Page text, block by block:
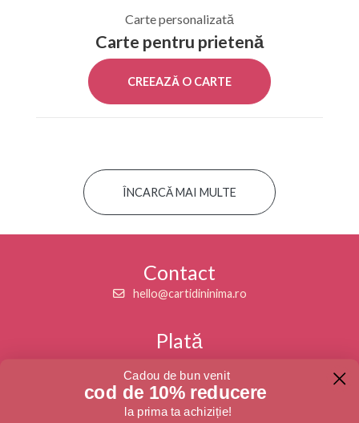
Carte personalizată
Carte pentru prietenă
CREEAZĂ O CARTE
ÎNCARCĂ MAI MULTE
Contact
hello@cartidininima.ro
Plată
American Express
Urmăriți-ne
Cadou de bun venit
cod de 10% reducere
la prima ta achiziție!